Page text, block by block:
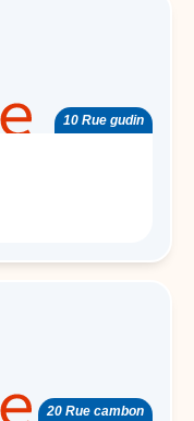
10 Rue gudin
20 Rue cambon